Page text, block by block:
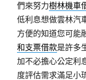
們來努力樹林機車
低利息想做雲林汽
方便的知道您可能
和支票借款是許多
加不必擔心公定利
度評估需求滿足小